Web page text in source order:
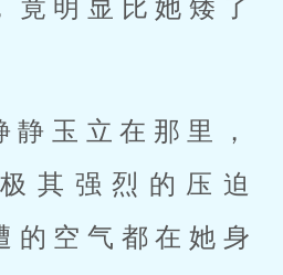
竟明显比她矮了
其强烈的压迫
的空气都在她身